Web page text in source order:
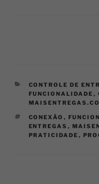
CONTROLE DE
FUNCIONALIDADE ,
CONEXÃO ,
ENTREGAS ,
PRATICIDADE ,